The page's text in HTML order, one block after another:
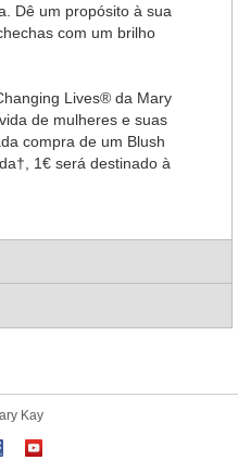
Dê um propósito à sua
com um brilho
Lives® da Mary
de mulheres e suas
compra de um Blush
1€ será destinado à
Kay